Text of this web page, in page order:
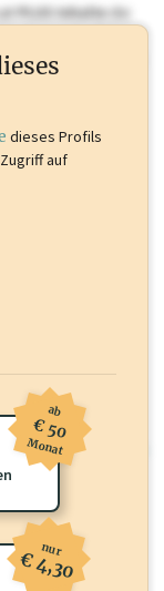
PLUS Inhaltedie
dieses Profil frei
wirtschaft.at PLUS
und viele
PLUS Inhalte
dieses Profil frei
dieses Profils
Zugriff auf
ab
€ 50
Monat
nur
€ 4,30